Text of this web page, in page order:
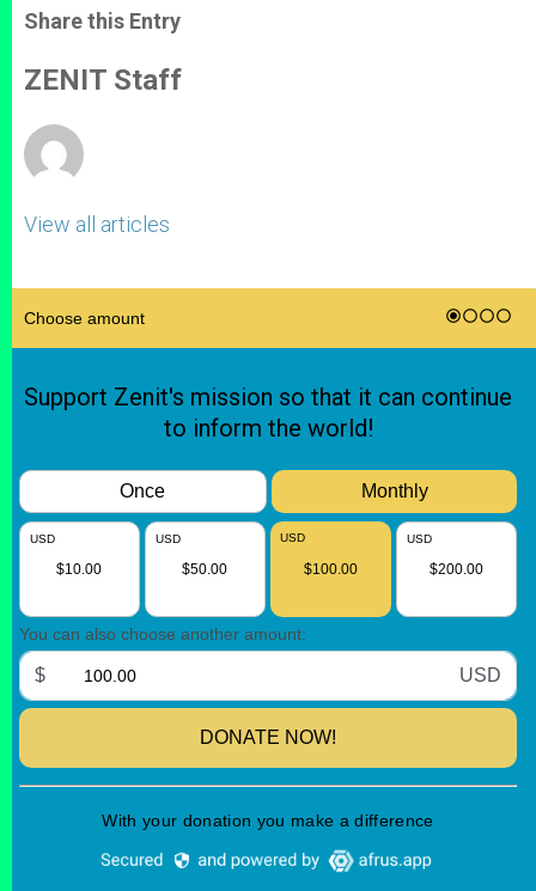
t
s
p
p
s
e
g
e
e
b
o
k
Share this Entry
ZENIT Staff
View all articles